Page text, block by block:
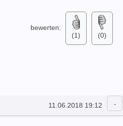
bewerten:
(1)
(0)
11.06.2018 19:12